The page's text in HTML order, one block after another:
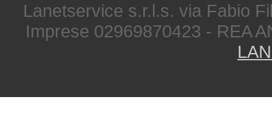
Lanetservice s.r.l.s. via Fabio
Imprese 02969870423 - REA